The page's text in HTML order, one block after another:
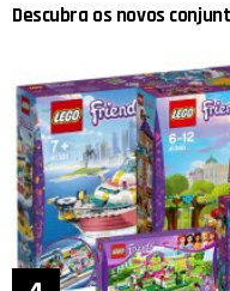
Descubra os novos